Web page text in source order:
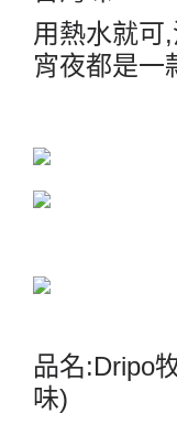
用熱水就可,
宵夜都是一
品名:Dripo
味)